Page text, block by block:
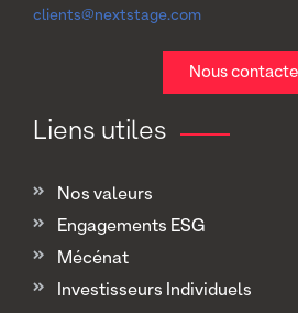
clients@nextstage.com
Nous
Liens utiles
Nos valeurs
Engagements ESG
Mécénat
Investisseurs Individuels